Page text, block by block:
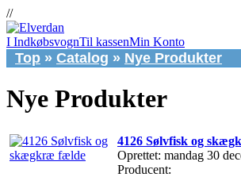
//
I IndkøbsvognTil kassenMin Konto
Top » Catalog » Nye Produkter
Nye Produkter
4126 Sølvfisk og
Oprettet: mandag 30
Producent: